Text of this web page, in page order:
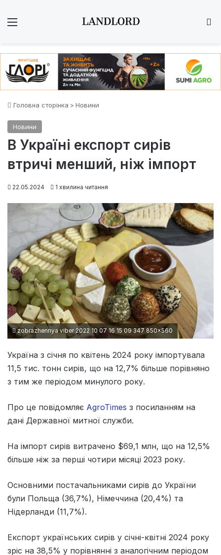
Головна сторінка > Новини
Новини
В Україні експорт сирів
втричі менший, ніж імпорт
22.05.2024 1 хвилина читання
zobrazhennya viber 2022 10 07 16 15 09 347 850x560
Україна з січня по квітень 2024 року імпортувала
11,5 тис. тонн сирів, що на 12,7% більше порівняно
з тим же періодом минулого року.
Про це повідомляє AgroTimes з посиланням на
дані Державної митної служби.
На імпорт сирів витрачено $69,1 млн, що на 12,5%
більше ніж за перші чотири місяці 2023 року.
Основними постачальниками сирів до України
були Польща (36,7%), Німеччина (20,4%) та
Нідерланди (11,7%).
Експорт українських сирів у січні-квітні 2024 року
зріс на 38,5% у порівнянні з аналогічним періодом